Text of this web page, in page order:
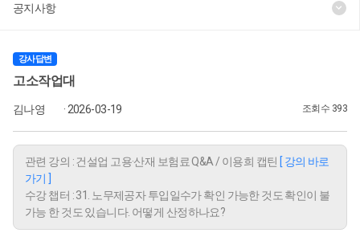
공지사항
강사답변
고소작업대
김나영 · 2026-03-19 조회수 393
관련 강의 : 건설업 고용·산재 보험료 Q&A / 이용희 캡틴 [ 강의 바로
가기 ]
수강 챕터 : 31. 노무제공자 투입일수가 확인 가능한 것도 확인이 불
가능 한 것도 있습니다. 어떻게 산정하나요?